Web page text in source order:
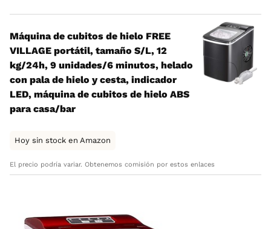
Máquina de cubitos de hielo FREE
VILLAGE portátil, tamaño S/L, 12
kg/24h, 9 unidades/6 minutos, helado
con pala de hielo y cesta, indicador
LED, máquina de cubitos de hielo ABS
para casa/bar
Hoy sin stock en Amazon
El precio podría variar. Obtenemos comisión por estos enlaces